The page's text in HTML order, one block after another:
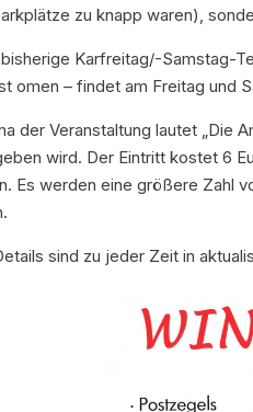
zu knapp waren),
Karfreitag/-Samstag-
omen – findet am Freitag und
der Veranstaltung lautet „Die
wird. Der Eintritt kostet 6
Es werden eine größere Zahl
sind zu jeder Zeit in